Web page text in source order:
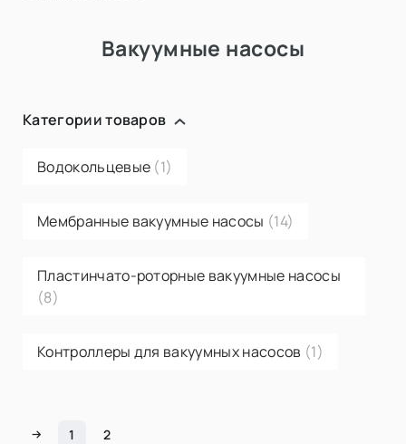
Вакуумные насосы
Категории товаров
Водокольцевые (1)
Мембранные вакуумные насосы (14)
Пластинчато-роторные вакуумные насосы
(8)
Контроллеры для вакуумных насосов (1)
1 2